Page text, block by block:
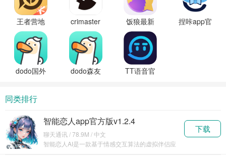
王者营地
最新版本
下载
crimaster
侦探联盟
官方正版
饭狼最新
版本下载
捏咔app官
dodo国外
dodo森友
TT语音官
同类排行
智能恋人app官方版v1.2.4
聊天通讯 / 78.9M / 中文
智能恋人AI是一款基于情感交互算法的虚拟伴侣应
下载